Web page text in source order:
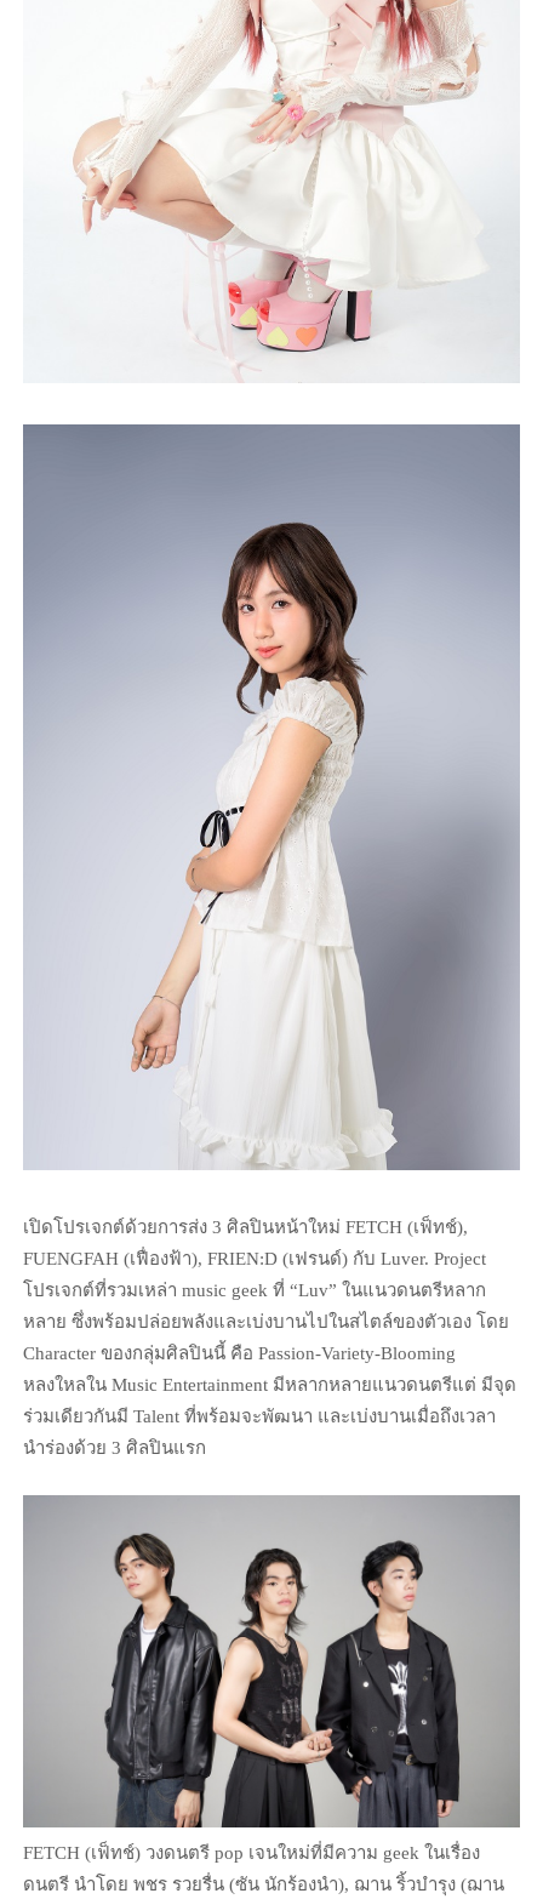
เปิดโปรเจกต์ด้วยการส่ง 3 ศิลปินหน้าใหม่ FETCH (เฟ็ทช์),
FUENGFAH (เฟื่องฟ้า), FRIEN:D (เฟรนด์) กับ Luver. Project
โปรเจกต์ที่รวมเหล่า music geek ที่ “Luv” ในแนวดนตรีหลาก
หลาย ซึ่งพร้อมปล่อยพลังและเบ่งบานไปในสไตล์ของตัวเอง โดย
Character ของกลุ่มศิลปินนี้ คือ Passion-Variety-Blooming
หลงใหลใน Music Entertainment มีหลากหลายแนวดนตรีแต่ มีจุด
ร่วมเดียวกันมี Talent ที่พร้อมจะพัฒนา และเบ่งบานเมื่อถึงเวลา
นำร่องด้วย 3 ศิลปินแรก
FETCH (เฟ็ทช์) วงดนตรี pop เจนใหม่ที่มีความ geek ในเรื่อง
ดนตรี นำโดย พชร รวยรื่น (ซัน นักร้องนำ), ฌาน ริ้วบำรุง (ฌาน